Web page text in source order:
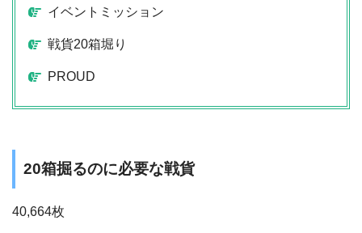
イベントミッション
戦貨20箱堀り
PROUD
20箱掘るのに必要な戦貨
40,664枚